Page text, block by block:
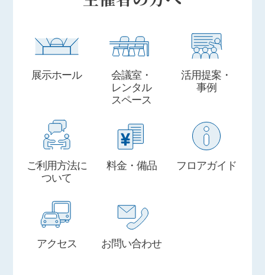
展示ホール
会議室・
レンタル
スペース
活用提案・
事例
ご利用方法に
ついて
料金・備品 フロアガイド
アクセス お問い合わせ